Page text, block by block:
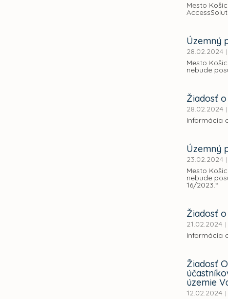
Mesto
Územný
28.02.2024 |
Mesto
nebude
Žiadosť
28.02.2024 |
Informácia
Územný
23.02.2024 |
Mesto
nebude
16/2023.“
Žiadosť
21.02.2024 |
Informácia
Žiadosť
územie
12.02.2024 |